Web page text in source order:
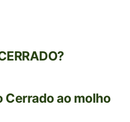
Cerrado ao molho